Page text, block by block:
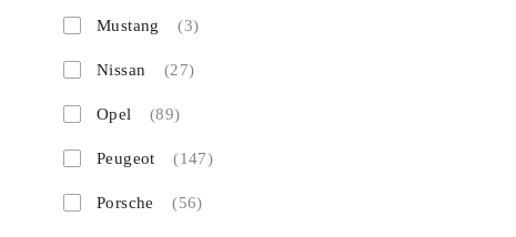
Mustang (3)
Nissan (27)
Opel (89)
Peugeot (147)
Porsche (56)